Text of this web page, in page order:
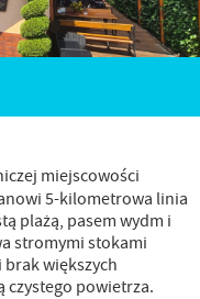
miejscowości
5-kilometrowa linia
plażą, pasem wydm i
stromymi stokami
brak większych
czystego powietrza.